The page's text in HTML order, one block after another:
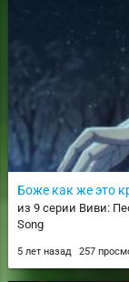
Боже как же это
из 9 серии Виви:
Song
5 лет назад 257